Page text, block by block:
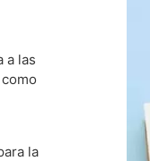
a las
la